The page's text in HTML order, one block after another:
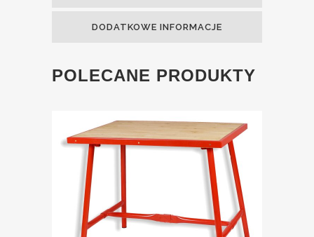
DODATKOWE INFORMACJE
POLECANE PRODUKTY